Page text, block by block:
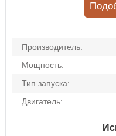
Производитель:
Мощность:
Тип запуска:
Двигатель: